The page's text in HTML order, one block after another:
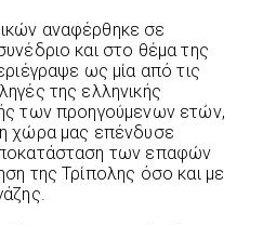
αναφέρθηκε σε
και στο θέμα της
ως μία από τις
της ελληνικής
των προηγούμενων ετών,
χώρα μας επένδυσε
των επαφών
της Τρίπολης όσο και με